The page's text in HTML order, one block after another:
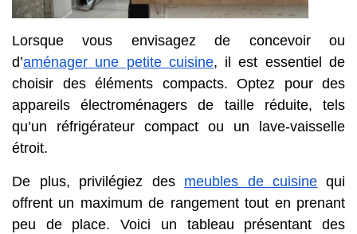
Lorsque vous envisagez de concevoir ou
d’aménager une petite cuisine, il est essentiel de
choisir des éléments compacts. Optez pour des
appareils électroménagers de taille réduite, tels
qu’un réfrigérateur compact ou un lave-vaisselle
étroit.
De plus, privilégiez des meubles de cuisine qui
offrent un maximum de rangement tout en prenant
peu de place. Voici un tableau présentant des